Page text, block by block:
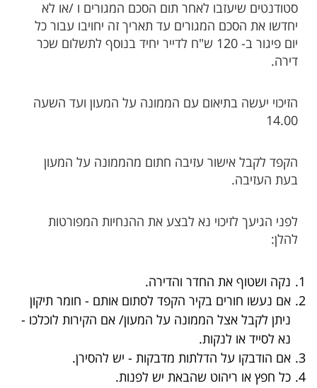
סטודנטים שיעזבו לאחר תום הסכם המגורים ו /או לא
יחדשו את הסכם המגורים עד תאריך זה יחויבו עבור כל
יום פיגור ב- 120 ש"ח לדייר יחיד בנוסף לתשלום שכר
דירה.
הזיכוי יעשה בתיאום עם הממונה על המעון ועד השעה
14.00
הקפד לקבל אישור עזיבה חתום מהממונה על המעון
בעת העזיבה.
לפני הגיעך לזיכוי נא לבצע את ההנחיות המפורטות
להלן:
​נקה ושטוף את החדר והדירה.
אם נעשו חורים בקיר הקפד לסתום אותם - חומר תיקון
ניתן לקבל אצל הממונה על המעון/ אם הקירות לוכלכו -
נא לסייד או לנקות.
אם הודבקו על הדלתות מדבקות - יש להסירן.
כל חפץ או ריהוט שהבאת יש לפנות.